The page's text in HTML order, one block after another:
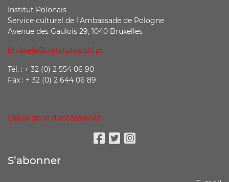
Institut Polonais
Service culturel de l’Ambassade de Pologne
Avenue des Gaulois 29, 1040 Bruxelles
bruksela@instytutpolski.pl
Tél. : + 32 (0) 2 554 06 90
Fax : + 32 (0) 2 644 06 89
Déclaration d’accessibilité
S’abonner